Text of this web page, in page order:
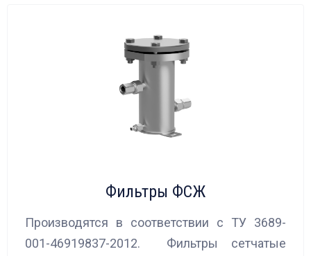
Фильтры ФСЖ
Производятся в соответствии с ТУ 3689-
001-46919837-2012. Фильтры сетчатые